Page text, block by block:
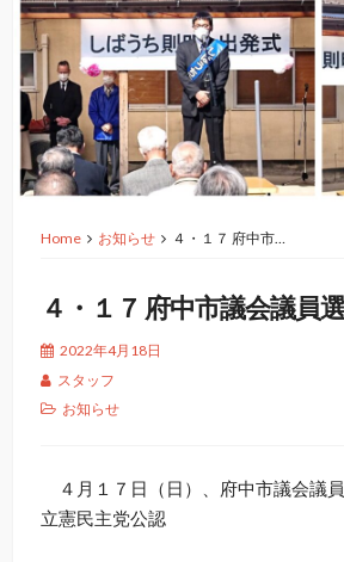
Home お知らせ ４・１７ 府中市…
４・１７ 府中市議会議員
2022年4月18日
スタッフ
お知らせ
４月１７日（日）、府中市議会議員
立憲民主党公認